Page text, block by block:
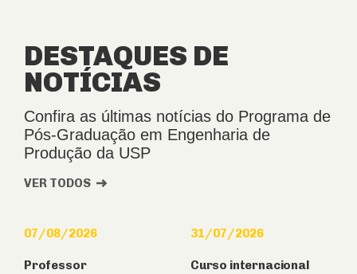
DESTAQUES DE
NOTÍCIAS
Confira as últimas notícias do Programa de
Pós-Graduação em Engenharia de
Produção da USP
VER TODOS
07/08/2026
Professor
31/07/2026
Curso internacional